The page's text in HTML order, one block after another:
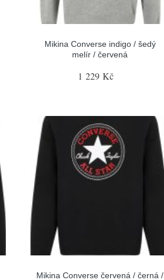
Mikina Converse indigo / šedý
melír / červená
1 229 Kč
Mikina Converse červená / černá /